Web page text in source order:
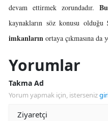
devam ettirmek zorundadır.
kaynakların söz konusu olduğu
imkanların ortaya çıkmasına da
Yorumlar
Takma Ad
Yorum yapmak için, isterseniz